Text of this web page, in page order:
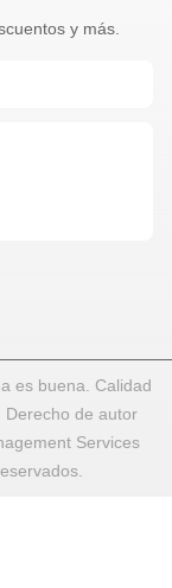
y más.
es buena. Calidad
Derecho de autor
Services